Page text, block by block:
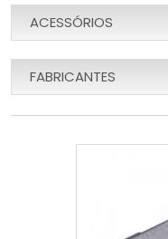
ACESSÓRIOS
FABRICANTES